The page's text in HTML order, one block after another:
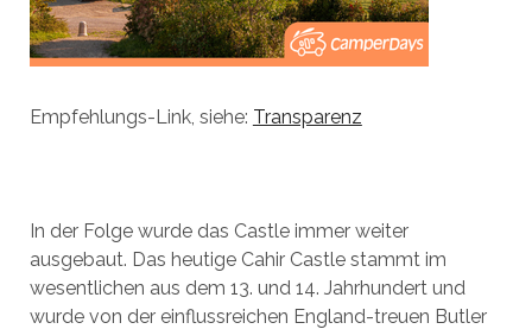
Empfehlungs-Link, siehe: Transparenz
In der Folge wurde das Castle immer weiter
ausgebaut. Das heutige Cahir Castle stammt im
wesentlichen aus dem 13. und 14. Jahrhundert und
wurde von der einflussreichen England-treuen Butler